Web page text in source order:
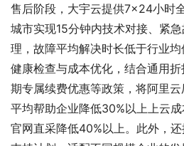
售后阶段，大宇云提供7×24小时
城市实现15分钟内技术对接、紧
理，故障平均解决时长低于行业
健康检查与成本优化，结合通用
期专属续费优惠等政策，将阿里云
平均帮助企业降低30%以上上云
官网直采降低40%以上。此外，